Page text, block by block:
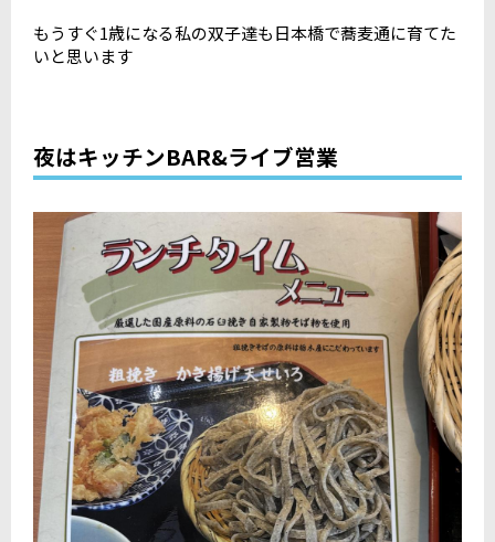
もうすぐ1歳になる私の双子達も日本橋で蕎麦通に育てた
いと思います
夜はキッチンBAR&ライブ営業